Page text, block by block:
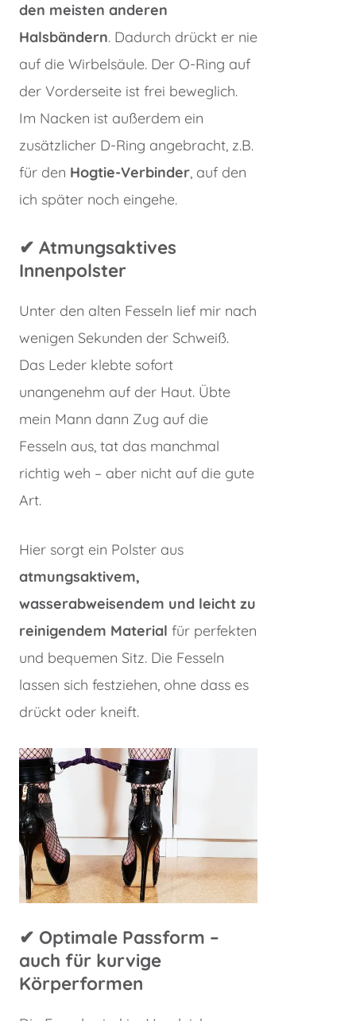
den meisten anderen
Halsbändern. Dadurch drückt er nie
auf die Wirbelsäule. Der O-Ring auf
der Vorderseite ist frei beweglich.
Im Nacken ist außerdem ein
zusätzlicher D-Ring angebracht, z.B.
für den Hogtie-Verbinder, auf den
ich später noch eingehe.
✔︎ Atmungsaktives
Innenpolster
Unter den alten Fesseln lief mir nach
wenigen Sekunden der Schweiß.
Das Leder klebte sofort
unangenehm auf der Haut. Übte
mein Mann dann Zug auf die
Fesseln aus, tat das manchmal
richtig weh – aber nicht auf die gute
Art.
Hier sorgt ein Polster aus
atmungsaktivem,
wasserabweisendem und leicht zu
reinigendem Material für perfekten
und bequemen Sitz. Die Fesseln
lassen sich festziehen, ohne dass es
drückt oder kneift.
✔︎ Optimale Passform –
auch für kurvige
Körperformen